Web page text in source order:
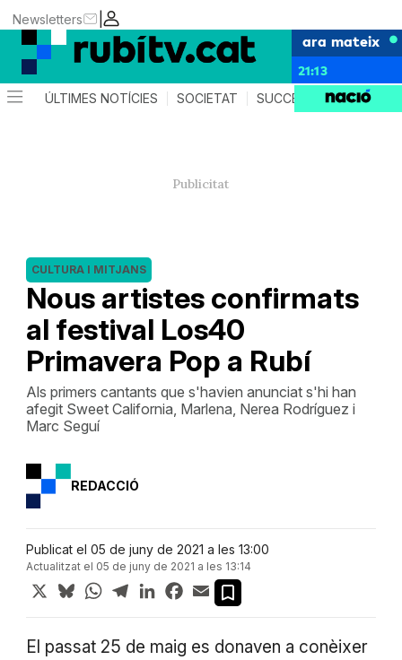
|
Newsletters
ara mateix
21:13
ÚLTIMES NOTÍCIES SOCIETAT SUCCESSOS
Nous artistes confirmats
al festival Los40
Primavera Pop a Rubí
CULTURA I MITJANS
Als primers cantants que s'havien anunciat s'hi han
afegit Sweet California, Marlena, Nerea Rodríguez i
Marc Seguí
REDACCIÓ
Publicat el 05 de juny de 2021 a les 13:00
Actualitzat el 05 de juny de 2021 a les 13:14
X BlueskyWhatsApp
TelegramLinkedInFacebook
Email
El passat 25 de maig es donaven a conèixer